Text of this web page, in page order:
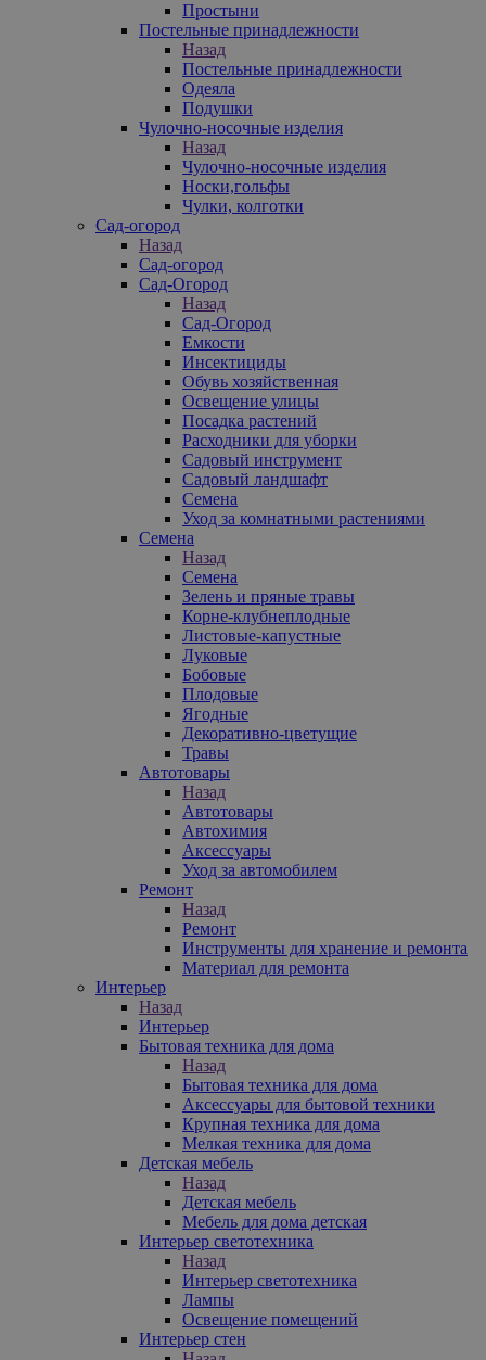
Простыни
Постельные принадлежности
Назад
Постельные принадлежности
Одеяла
Подушки
Чулочно-носочные изделия
Назад
Чулочно-носочные изделия
Носки,гольфы
Чулки, колготки
Сад-огород
Назад
Сад-огород
Сад-Огород
Назад
Сад-Огород
Емкости
Инсектициды
Обувь хозяйственная
Освещение улицы
Посадка растений
Расходники для уборки
Садовый инструмент
Садовый ландшафт
Семена
Уход за комнатными растениями
Семена
Назад
Семена
Зелень и пряные травы
Корне-клубнеплодные
Листовые-капустные
Луковые
Бобовые
Плодовые
Ягодные
Декоративно-цветущие
Травы
Автотовары
Назад
Автотовары
Автохимия
Аксессуары
Уход за автомобилем
Ремонт
Назад
Ремонт
Инструменты для хранение и ремонта
Материал для ремонта
Интерьер
Назад
Интерьер
Бытовая техника для дома
Назад
Бытовая техника для дома
Аксессуары для бытовой техники
Крупная техника для дома
Мелкая техника для дома
Детская мебель
Назад
Детская мебель
Мебель для дома детская
Интерьер светотехника
Назад
Интерьер светотехника
Лампы
Освещение помещений
Интерьер стен